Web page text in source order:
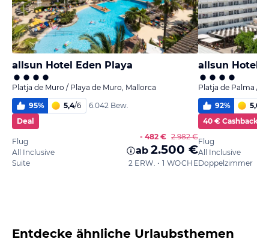
allsun Hotel Eden Playa
Platja de Muro / Playa de Muro, Mallorca
95% 5,4/6
6.042 Bew.
Deal
Flug
All Inclusive
Suite
- 482 € 2.982 €
ab 2.500 €
2 ERW. • 1 WOCHE
allsun Hotel
Platja de Palma /
92% 5,0
40 € Cashback
Flug
All Inclusive
Doppelzimmer
Entdecke ähnliche Urlaubsthemen